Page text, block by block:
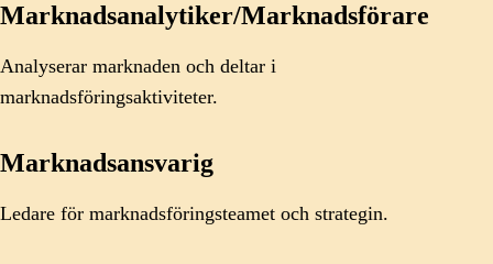
Marknadsanalytiker/Marknadsförare
Analyserar marknaden och deltar i
marknadsföringsaktiviteter.
Marknadsansvarig
Ledare för marknadsföringsteamet och strategin.